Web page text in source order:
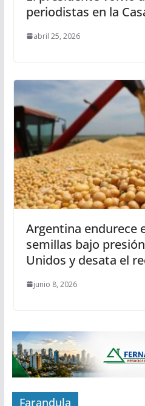
periodistas en la
abril 25, 2026
Argentina endurece
semillas bajo
Unidos y desata el
junio 8, 2026
Farandula